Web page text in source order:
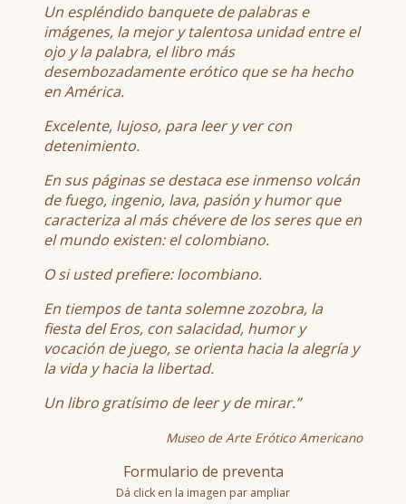
Un espléndido banquete de palabras e
imágenes, la mejor y talentosa unidad entre el
ojo y la palabra, el libro más
desembozadamente erótico que se ha hecho
en América.
Excelente, lujoso, para leer y ver con
detenimiento.
En sus páginas se destaca ese inmenso volcán
de fuego, ingenio, lava, pasión y humor que
caracteriza al más chévere de los seres que en
el mundo existen: el colombiano.
O si usted prefiere: locombiano.
En tiempos de tanta solemne zozobra, la
fiesta del Eros, con salacidad, humor y
vocación de juego, se orienta hacia la alegría y
la vida y hacia la libertad.
Un libro gratísimo de leer y de mirar.”
Museo de Arte Erótico Americano
Formulario de preventa
Dá click en la imagen par ampliar